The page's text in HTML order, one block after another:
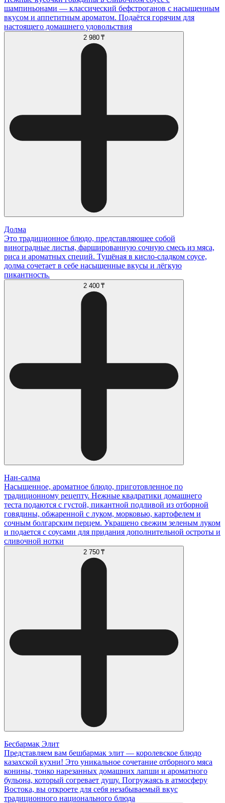
шампиньонами — классический бефстроганов с насыщенным
вкусом и аппетитным ароматом. Подаётся горячим для
настоящего домашнего удовольствия
2 980 ₸
Долма
Это традиционное блюдо, представляющее собой
виноградные листья, фаршированную сочную смесь из мяса,
риса и ароматных специй. Тушёная в кисло-сладком соусе,
долма сочетает в себе насыщенные вкусы и лёгкую
пикантность.
2 400 ₸
Нан-салма
Насыщенное, ароматное блюдо, приготовленное по
традиционному рецепту. Нежные квадратики домашнего
теста подаются с густой, пикантной подливой из отборной
говядины, обжаренной с луком, морковью, картофелем и
сочным болгарским перцем. Украшено свежим зеленым луком
и подается с соусами для придания дополнительной остроты и
сливочной нотки
2 750 ₸
Бесбармақ Элит
Представляем вам бешбармак элит — королевское блюдо
казахской кухни! Это уникальное сочетание отборного мяса
конины, тонко нарезанных домашних лапши и ароматного
бульона, который согревает душу. Погружаясь в атмосферу
Востока, вы откроете для себя незабываемый вкус
традиционного национального блюда